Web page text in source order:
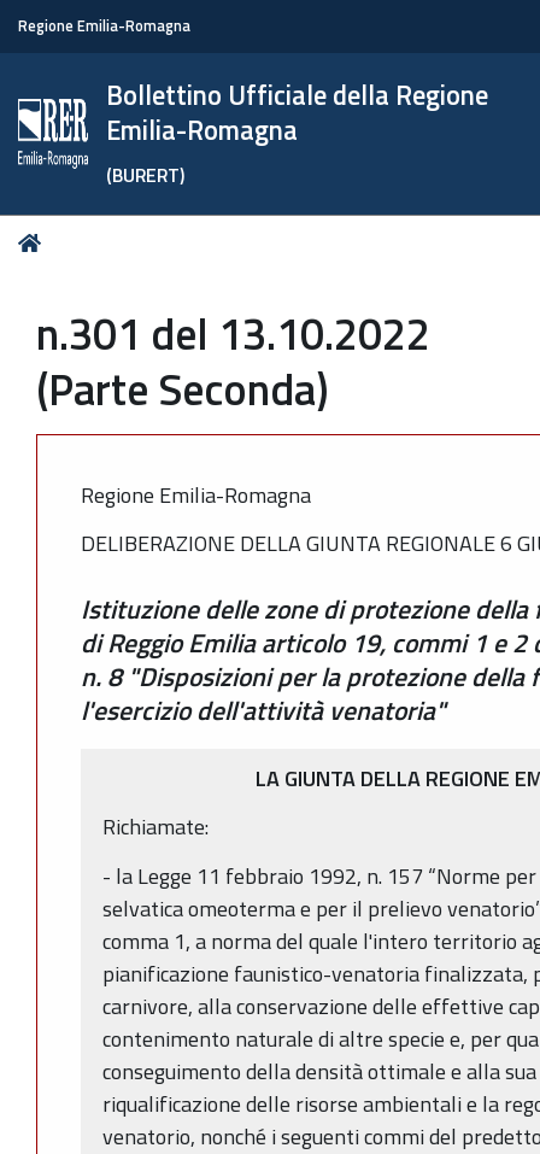
Regione Emilia-Romagna
Bollettino Ufficiale della Regione
Emilia-Romagna
(BURERT)
Tu
n.301 del 13.10.2022
(Parte Seconda)
Regione Emilia-Romagna
DELIBERAZIONE DELLA GIUNTA REGIONALE 6
Istituzione delle zone di protezione
di Reggio Emilia articolo 19, commi 1 e
n. 8 "Disposizioni per la protezione della
l'esercizio dell'attività venatoria"
LA GIUNTA DELLA REGIONE
Richiamate:
- la Legge 11 febbraio 1992, n. 157 “Norme
selvatica omeoterma e per il prelievo
comma 1, a norma del quale l'intero territorio
pianificazione faunistico-venatoria finalizzata,
carnivore, alla conservazione delle effettive
contenimento naturale di altre specie e, per
conseguimento della densità ottimale e alla
riqualificazione delle risorse ambientali e la
venatorio, nonché i seguenti commi del